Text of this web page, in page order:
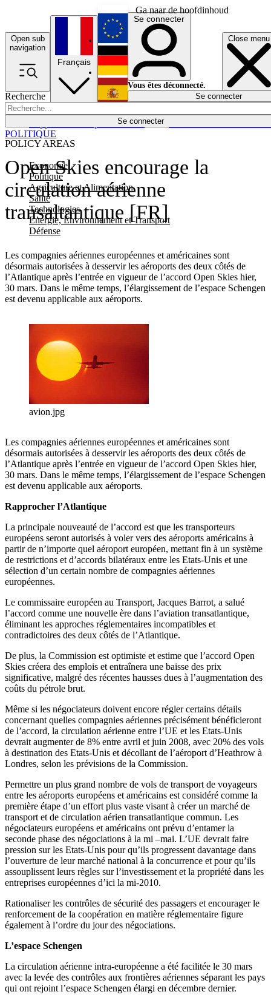
Ga naar de hoofdinhoud
Open sub
navigation
Close menu
Recherche
Se connecter
POLICY AREAS
Economie
Politique
Agriculture et Alimentation
Santé
Technologies
Energie, Environnement et Transport
Défense
Économie
Français
English
Deutsch
Español
Se connecter
Vous êtes déconnecté.
Se connecter
Open Skies encourage la
circulation aérienne
transaltantique [FR]
Les compagnies aériennes européennes et américaines sont
désormais autorisées à desservir les aéroports des deux côtés de
l’Atlantique après l’entrée en vigueur de l’accord Open Skies hier,
30 mars. Dans le même temps, l’élargissement de l’espace Schengen
est devenu applicable aux aéroports.
POLITIQUE
avion.jpg
Les compagnies aériennes européennes et américaines sont
désormais autorisées à desservir les aéroports des deux côtés de
l’Atlantique après l’entrée en vigueur de l’accord Open Skies hier,
30 mars. Dans le même temps, l’élargissement de l’espace Schengen
est devenu applicable aux aéroports.
Rapprocher l’Atlantique
La principale nouveauté de l’accord est que les transporteurs
européens seront autorisés à voler vers des aéroports américains à
partir de n’importe quel aéroport européen, mettant fin à un système
de restrictions et d’accords bilatéraux entre les Etats-Unis et une
sélection d’un certain nombre de compagnies aériennes
européennes.
Le commissaire européen au Transport, Jacques Barrot, a salué
l’accord comme une nouvelle ère dans l’aviation transatlantique,
éliminant les approches réglementaires incompatibles et
contradictoires des deux côtés de l’Atlantique.
De plus, la Commission est optimiste et estime que l’accord Open
Skies créera des emplois et entraînera une baisse des prix
significative, malgré des récentes hausses dues à l’augmentation des
coûts du pétrole brut.
Même si les négociateurs doivent encore régler certains détails
concernant quelles compagnies aériennes précisément bénéficieront
de l’accord, la circulation aérienne entre l’UE et les Etats-Unis
devrait augmenter de 8% entre avril et juin 2008, avec 20% des vols
à destination des Etats-Unis et décollant de l’aéroport d’Heathrow à
Londres, selon les prévisions de la Commission.
Permettre un plus grand nombre de vols de transport de voyageurs
entre les aéroports européens et américains est considéré comme la
première étape d’un effort plus vaste visant à créer un marché de
transport et de circulation aérien transatlantique commun. Les
négociateurs européens et américains ont prévu d’entamer la
seconde phase des négociations à la mi –mai. L’UE devrait faire
pression sur les Etats-Unis pour qu’ils progressent davantage dans
l’ouverture de leur marché national à la concurrence et pour qu’ils
assouplissent leurs règles sur l’investissement et la propriété dans les
entreprises européennes d’ici la mi-2010.
Rationaliser les contrôles de sécurité des passagers et encourager le
renforcement de la coopération en matière réglementaire figure
également à l’ordre du jour des négociations.
L’espace Schengen
La circulation aérienne intra-européenne a été facilitée le 30 mars
avec la levée des contrôles aux frontières aériennes séparant les pays
qui ont rejoint l’espace Schengen élargi en décembre dernier.